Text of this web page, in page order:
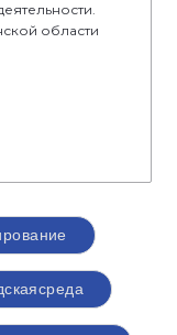
области